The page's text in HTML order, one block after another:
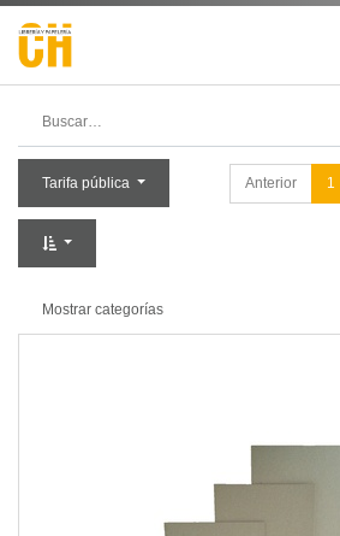
Tarifa pública Anterior 1
Mostrar categorías